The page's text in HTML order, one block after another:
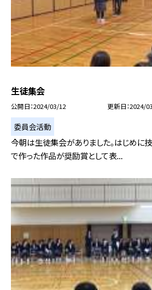
生徒集会
公開日 2024/03/12 更新日 2024/
委員会活動
今朝は生徒集会がありました。はじめに
で作った作品が奨励賞として表...